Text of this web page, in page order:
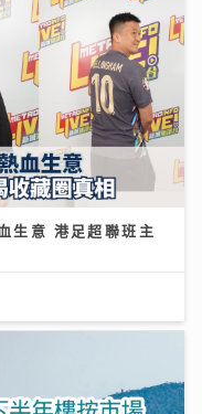
生意 港足超聯班主